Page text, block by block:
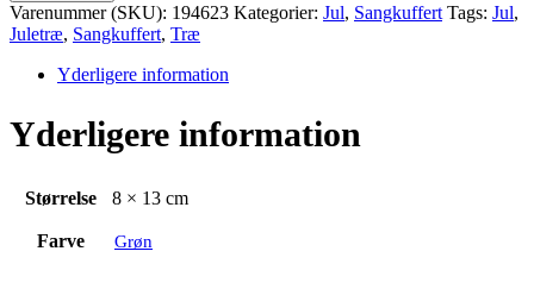
Varenummer (SKU): 194623 Kategorier: Jul, Sangkuffert Tags: Jul,
Juletræ, Sangkuffert, Træ
Yderligere information
Yderligere information
Størrelse 8 × 13 cm
Farve Grøn